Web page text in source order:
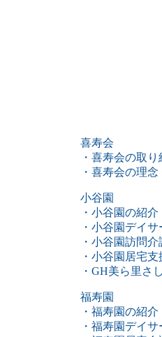
喜寿会
・喜寿会の取り
・喜寿会の理
小谷園
・小谷園の紹介
・小谷園デイ
・小谷園訪問介
・小谷園居宅
・GH美ら里さ
福寿園
・福寿園の紹介
・福寿園デイ